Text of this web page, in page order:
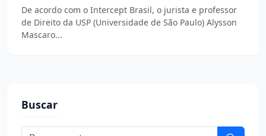
De acordo com o Intercept Brasil, o jurista e professor
de Direito da USP (Universidade de São Paulo) Alysson
Mascaro...
Buscar